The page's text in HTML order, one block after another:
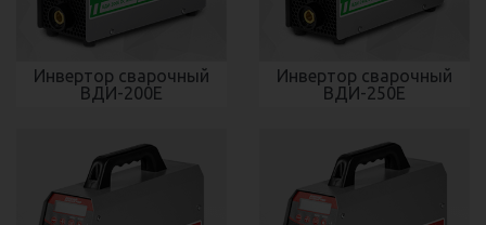
Инвертор сварочный
ВДИ-200Е
Инвертор сварочный
ВДИ-250Е